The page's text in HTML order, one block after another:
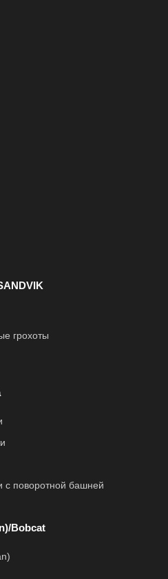
грохоты
с поворотной башней
Bobcat